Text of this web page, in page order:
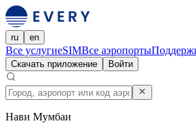
ru en
Все услугиeSIMВсе аэропорты
Скачать приложение Войти
Нави Мумбаи